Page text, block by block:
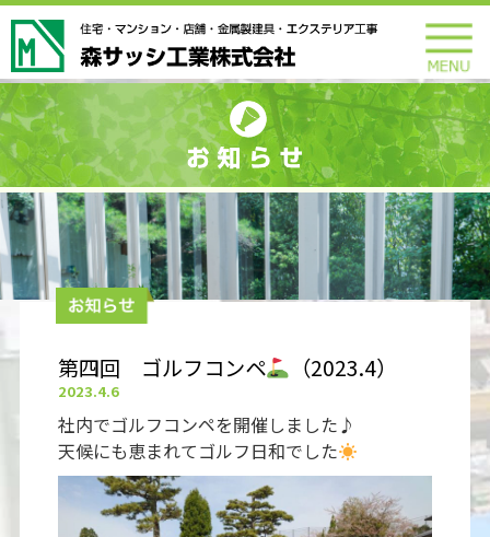
第四回 ゴルフコンペ （2023.4）
2023.4.6
社内でゴルフコンペを開催しました♪
天候にも恵まれてゴルフ日和でした